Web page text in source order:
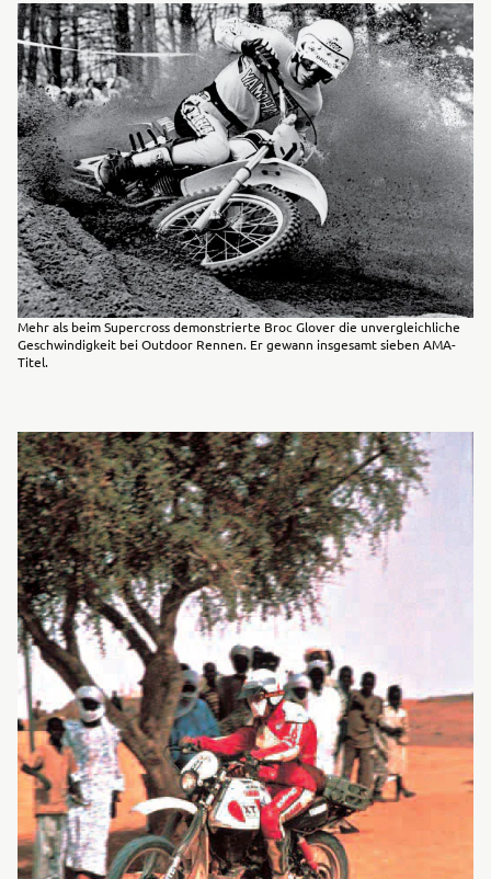
Mehr als beim Supercross demonstrierte Broc Glover die unvergleichliche
Geschwindigkeit bei Outdoor Rennen. Er gewann insgesamt sieben AMA-
Titel.